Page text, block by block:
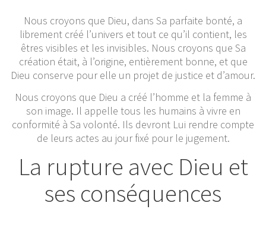
Nous croyons que Dieu, dans Sa parfaite bonté, a
librement créé l’univers et tout ce qu’il contient, les
êtres visibles et les invisibles. Nous croyons que Sa
création était, à l’origine, entièrement bonne, et que
Dieu conserve pour elle un projet de justice et d’amour.
Nous croyons que Dieu a créé l’homme et la femme à
son image. Il appelle tous les humains à vivre en
conformité à Sa volonté. Ils devront Lui rendre compte
de leurs actes au jour fixé pour le jugement.
La rupture avec Dieu et
ses conséquences